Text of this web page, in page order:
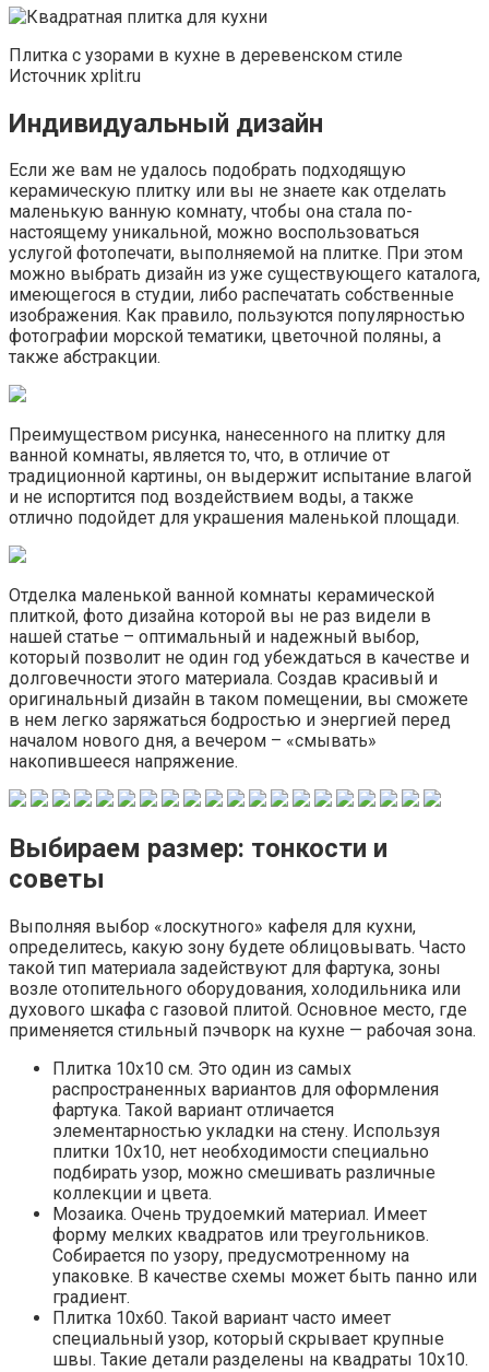
Плитка с узорами в кухне в деревенском стиле
Источник xplit.ru
Индивидуальный дизайн
Если же вам не удалось подобрать подходящую
керамическую плитку или вы не знаете как отделать
маленькую ванную комнату, чтобы она стала по-
настоящему уникальной, можно воспользоваться
услугой фотопечати, выполняемой на плитке. При этом
можно выбрать дизайн из уже существующего каталога,
имеющегося в студии, либо распечатать собственные
изображения. Как правило, пользуются популярностью
фотографии морской тематики, цветочной поляны, а
также абстракции.
Преимуществом рисунка, нанесенного на плитку для
ванной комнаты, является то, что, в отличие от
традиционной картины, он выдержит испытание влагой
и не испортится под воздействием воды, а также
отлично подойдет для украшения маленькой площади.
Отделка маленькой ванной комнаты керамической
плиткой, фото дизайна которой вы не раз видели в
нашей статье – оптимальный и надежный выбор,
который позволит не один год убеждаться в качестве и
долговечности этого материала. Создав красивый и
оригинальный дизайн в таком помещении, вы сможете
в нем легко заряжаться бодростью и энергией перед
началом нового дня, а вечером – «смывать»
накопившееся напряжение.
Выбираем размер: тонкости и
советы
Выполняя выбор «лоскутного» кафеля для кухни,
определитесь, какую зону будете облицовывать. Часто
такой тип материала задействуют для фартука, зоны
возле отопительного оборудования, холодильника или
духового шкафа с газовой плитой. Основное место, где
применяется стильный пэчворк на кухне — рабочая зона.
Плитка 10х10 см. Это один из самых
распространенных вариантов для оформления
фартука. Такой вариант отличается
элементарностью укладки на стену. Используя
плитки 10х10, нет необходимости специально
подбирать узор, можно смешивать различные
коллекции и цвета.
Мозаика. Очень трудоемкий материал. Имеет
форму мелких квадратов или треугольников.
Собирается по узору, предусмотренному на
упаковке. В качестве схемы может быть панно или
градиент.
Плитка 10х60. Такой вариант часто имеет
специальный узор, который скрывает крупные
швы. Такие детали разделены на квадраты 10х10.